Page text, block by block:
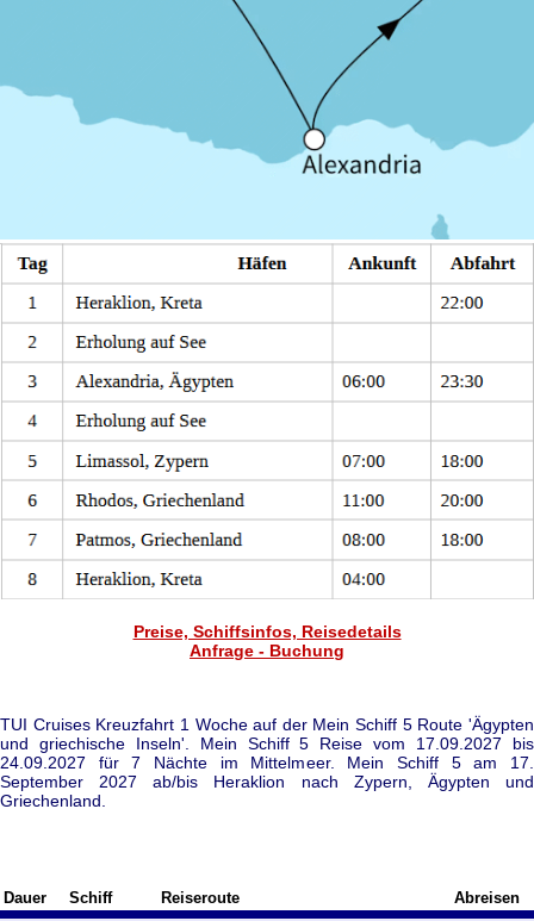
Preise, Schiffsinfos, Reisedetails
Anfrage - Buchung
TUI Cruises Kreuzfahrt 1 Woche auf der Mein Schiff 5 Route 'Ägypten
und griechische Inseln'. Mein Schiff 5 Reise vom 17.09.2027 bis
24.09.2027 für 7 Nächte im Mittelmeer. Mein Schiff 5 am 17.
September 2027 ab/bis Heraklion nach Zypern, Ägypten und
Griechenland.
Dauer Schiff Reiseroute Abreisen